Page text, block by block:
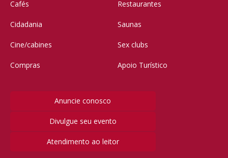
Cafés
Cidadania
Cine/cabines
Compras
Restaurantes
Saunas
Sex clubs
Apoio Turístico
Anuncie conosco
Divulgue seu evento
Atendimento ao leitor